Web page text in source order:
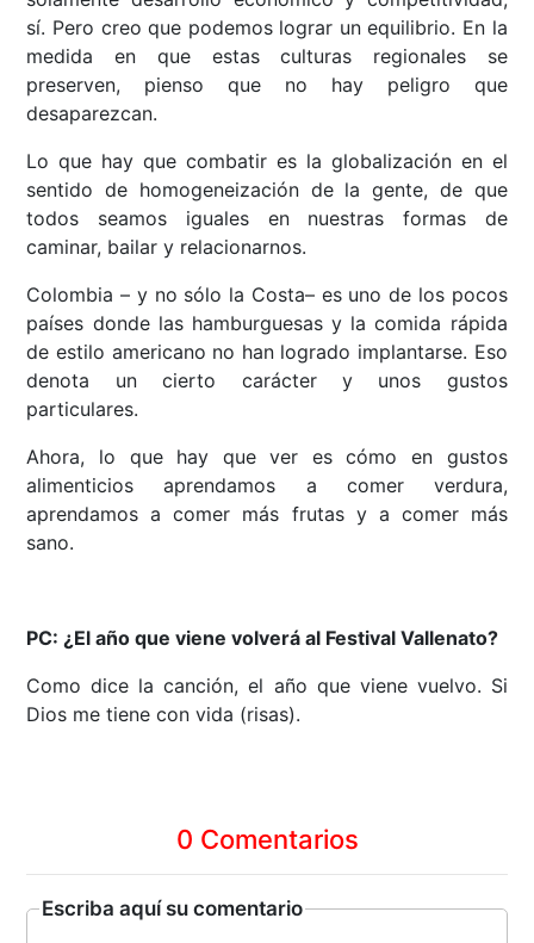
sí. Pero creo que podemos lograr un equilibrio. En la
medida en que estas culturas regionales se
preserven, pienso que no hay peligro que
desaparezcan.
Lo que hay que combatir es la globalización en el
sentido de homogeneización de la gente, de que
todos seamos iguales en nuestras formas de
caminar, bailar y relacionarnos.
Colombia – y no sólo la Costa– es uno de los pocos
países donde las hamburguesas y la comida rápida
de estilo americano no han logrado implantarse. Eso
denota un cierto carácter y unos gustos
particulares.
Ahora, lo que hay que ver es cómo en gustos
alimenticios aprendamos a comer verdura,
aprendamos a comer más frutas y a comer más
sano.
PC: ¿El año que viene volverá al Festival Vallenato?
Como dice la canción, el año que viene vuelvo. Si
Dios me tiene con vida (risas).
0 Comentarios
Escriba aquí su comentario